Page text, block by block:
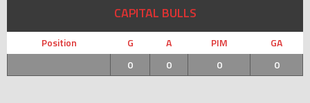
CAPITAL BULLS
Position G A PIM
GA
0
0 0 0